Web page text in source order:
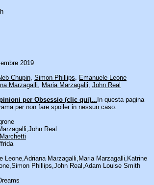
2019
Chupin, Simon Phillips, Emanuele Leone
Marzagalli, Maria Marzagalli, John Real
per Obsessio (clic qui)... In questa pagina
per non fare spoiler in nessun caso.
Real
Leone,Adriana Marzagalli,Maria Marzagalli,Katrine
Phillips,John Real,Adam Louise Smith